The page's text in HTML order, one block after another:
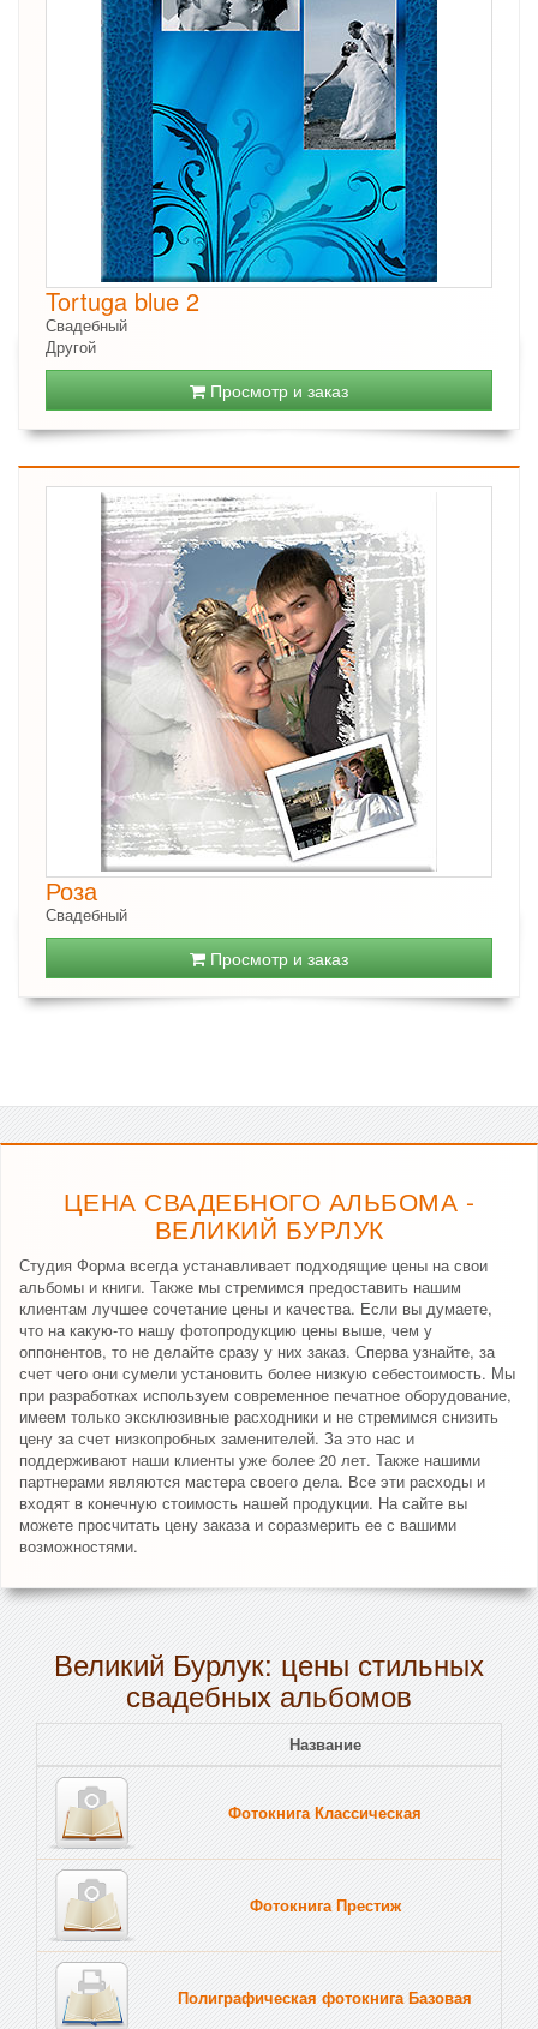
Tortuga blue 2
Свадебный
Другой
Просмотр и заказ
Роза
Свадебный
Просмотр и заказ
ЦЕНА СВАДЕБНОГО АЛЬБОМА -
ВЕЛИКИЙ БУРЛУК
Студия Форма всегда устанавливает подходящие цены на свои
альбомы и книги. Также мы стремимся предоставить нашим
клиентам лучшее сочетание цены и качества. Если вы думаете,
что на какую-то нашу фотопродукцию цены выше, чем у
оппонентов, то не делайте сразу у них заказ. Сперва узнайте, за
счет чего они сумели установить более низкую себестоимость. Мы
при разработках используем современное печатное оборудование,
имеем только эксклюзивные расходники и не стремимся снизить
цену за счет низкопробных заменителей. За это нас и
поддерживают наши клиенты уже более 20 лет. Также нашими
партнерами являются мастера своего дела. Все эти расходы и
входят в конечную стоимость нашей продукции. На сайте вы
можете просчитать цену заказа и соразмерить ее с вашими
возможностями.
Великий Бурлук: цены стильных
свадебных альбомов
Название
Фотокнига Классическая
Фотокнига Престиж
Полиграфическая фотокнига Базовая